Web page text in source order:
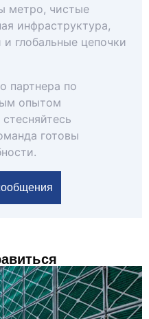
метро, чистые
инфраструктура,
глобальные цепочки
партнера по
опытом
готовы